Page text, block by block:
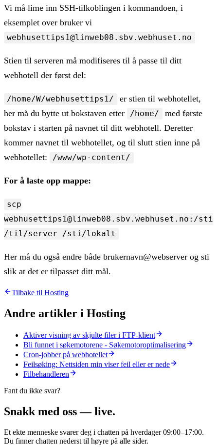
Vi må lime inn SSH-tilkoblingen i kommandoen, i
eksemplet over bruker vi
webhusettips1@linweb08.sbv.webhuset.no
Stien til serveren må modifiseres til å passe til ditt
webhotell der først del:
/home/W/webhusettips1/
er stien til webhotellet,
her må du bytte ut bokstaven etter
/home/
med første
bokstav i starten på navnet til ditt webhotell. Deretter
kommer navnet til webhotellet, og til slutt stien inne på
webhotellet:
/www/wp-content/
For å laste opp mappe:
scp
webhusettips1@linweb08.sbv.webhuset.no:/sti
/til/server /sti/lokalt
Her må du også endre både brukernavn@webserver og sti
slik at det er tilpasset ditt mål.
Tilbake til Hosting
Andre artikler i Hosting
Aktiver visning av skjulte filer i FTP-klient
Bli funnet i søkemotorene - Søkemotoroptimalisering
Cron-jobber på webhotellet
Feilsøking: Nettsiden min viser feil eller er nede
Filbehandleren
Fant du ikke svar?
Snakk med oss — live.
Et ekte menneske svarer deg i chatten på hverdager 09:00–17:00.
Du finner chatten nederst til høyre på alle sider.